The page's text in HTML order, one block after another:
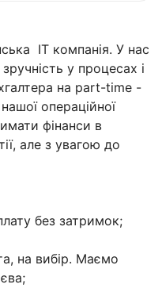
IT компанія. У нас
у процесах і
на part-time -
операційної
фінанси в
але з увагою до
без затримок;
на вибір. Маємо